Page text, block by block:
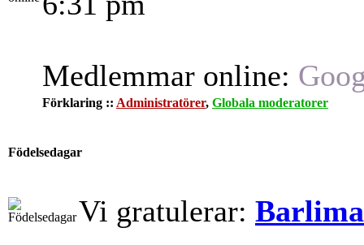
Medlemmar online:
Förklaring :: Administratörer, Globala moderatorer
Födelsedagar
Vi gratulerar: